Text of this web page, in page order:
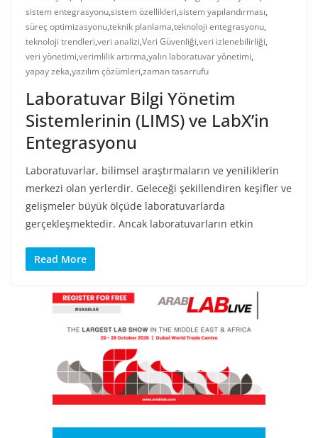
sistem entegrasyonu,sistem özellikleri,sistem yapılandırması,
süreç optimizasyonu,teknik planlama,teknoloji entegrasyonu,
teknoloji trendleri,veri analizi,Veri Güvenliği,veri izlenebilirliği,
veri yönetimi,verimlilik artırma,yalın laboratuvar yönetimi,
yapay zeka,yazılım çözümleri,zaman tasarrufu
Laboratuvar Bilgi Yönetim
Sistemlerinin (LIMS) ve LabX’in
Entegrasyonu
Laboratuvarlar, bilimsel araştırmaların ve yeniliklerin
merkezi olan yerlerdir. Geleceği şekillendiren keşifler ve
gelişmeler büyük ölçüde laboratuvarlarda
gerçekleşmektedir. Ancak laboratuvarların etkin
Read More